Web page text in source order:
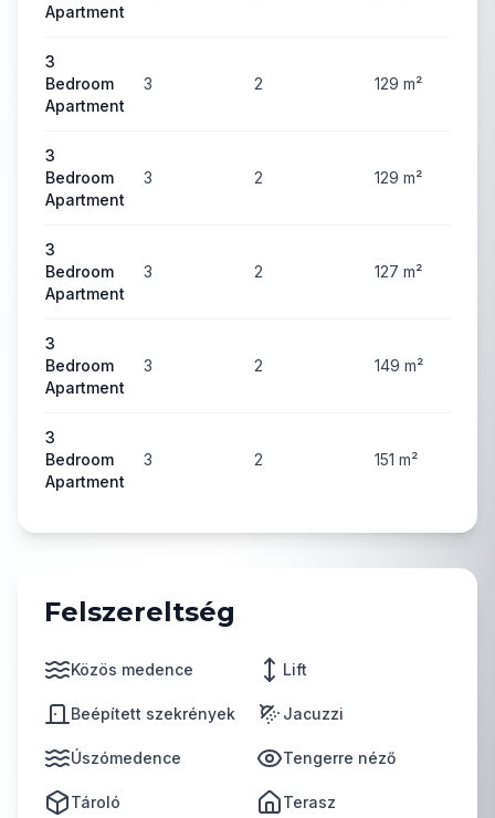
Apartment
3
Bedroom
Apartment
3 2 129 m²
3
Bedroom
Apartment
3 2 129 m²
3
Bedroom
Apartment
3 2 127 m²
3
Bedroom
Apartment
3 2 149 m²
3
Bedroom
Apartment
3 2 151 m²
Felszereltség
Közös medence Lift
Beépített szekrények Jacuzzi
Úszómedence Tengerre néző
Tároló Terasz